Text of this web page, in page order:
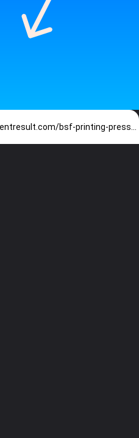
https://recruitmentresult.com/bsf-printing-press-staff-recruitment-2023/